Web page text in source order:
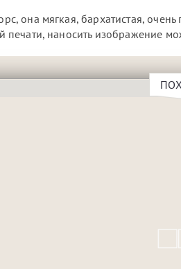
она мягкая, бархатистая,
печати, наносить изображение